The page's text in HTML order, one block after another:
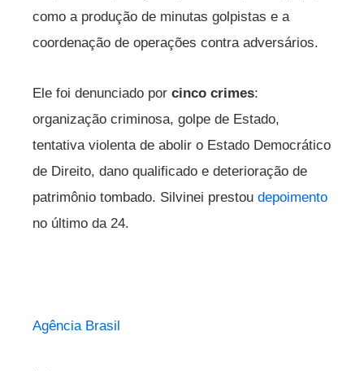
como a produção de minutas golpistas e a
coordenação de operações contra adversários.
Ele foi denunciado por cinco crimes:
organização criminosa, golpe de Estado,
tentativa violenta de abolir o Estado Democrático
de Direito, dano qualificado e deterioração de
patrimônio tombado. Silvinei prestou depoimento
no último da 24.
Agência Brasil